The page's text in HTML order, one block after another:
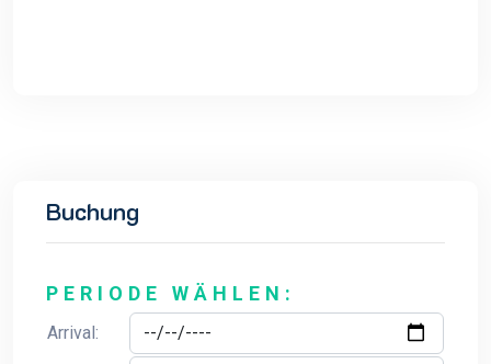
Buchung
PERIODE WÄHLEN:
Arrival: